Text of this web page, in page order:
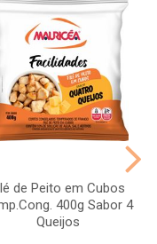
de Peito em Cubos
400g Sabor 4
Queijos